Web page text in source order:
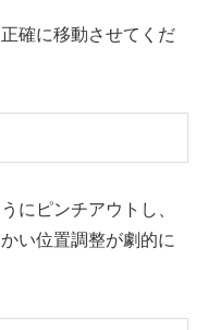
確に移動させてくだ
にピンチアウトし、
い位置調整が劇的に